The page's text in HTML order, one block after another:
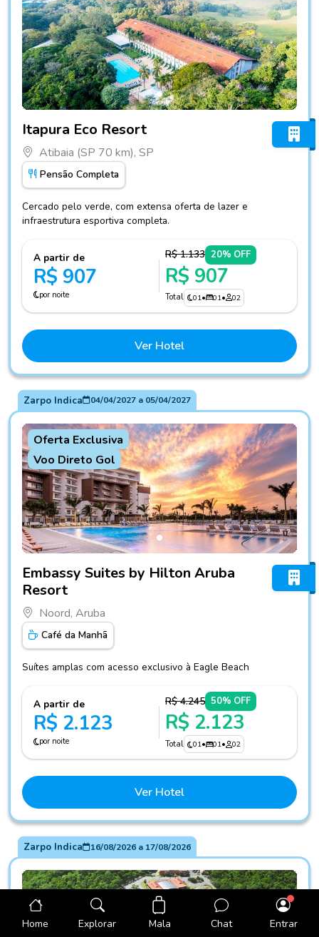
Itapura Eco Resort
Atibaia (SP 70 km), SP
Pensão Completa
Cercado pelo verde, com extensa oferta de lazer e
infraestrutura esportiva completa.
A partir de
R$ 907
por noite
R$ 1.133 20% OFF
R$ 907
Total 01• 01• 02
Ver Hotel
Zarpo Indica 04/04/2027a 05/04/2027
Oferta Exclusiva
Voo Direto Gol
Fotos do hotel Embassy Suites by Hilton Aruba Resort
Embassy Suites by Hilton Aruba
Resort
Noord, Aruba
Café da Manhã
Suítes amplas com acesso exclusivo à Eagle Beach
A partir de
R$ 2.123
por noite
R$ 4.245 50% OFF
R$ 2.123
Total 01• 01• 02
Ver Hotel
Zarpo Indica 16/08/2026a 17/08/2026
Home Explorar Mala Chat Entrar